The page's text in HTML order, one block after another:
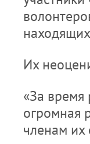
Их
«За время
огромная
членам их